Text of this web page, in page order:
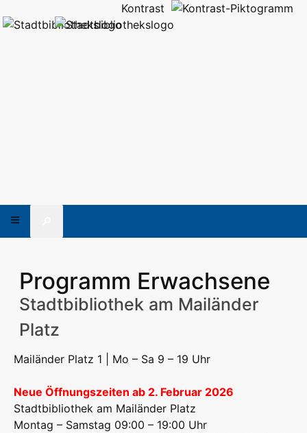
Kontrast
Programm Erwachsene
Stadtbibliothek am Mailänder
Platz
Mailänder Platz 1 | Mo – Sa 9 – 19 Uhr
Neue Öffnungszeiten ab 2. Februar 2026
Stadtbibliothek am Mailänder Platz
Montag – Samstag 09:00 – 19:00 Uhr